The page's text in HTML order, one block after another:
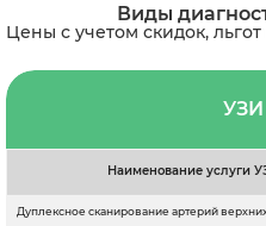
Виды
Цены с учетом скидок,
УЗИ
Наименование услуги
Дуплексное сканирование артерий